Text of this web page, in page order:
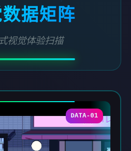
据矩阵
视觉体验扫描
DATA-01